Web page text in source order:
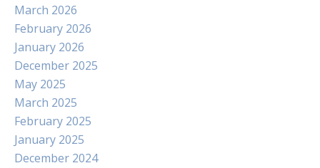
March 2026
February 2026
January 2026
December 2025
May 2025
March 2025
February 2025
January 2025
December 2024